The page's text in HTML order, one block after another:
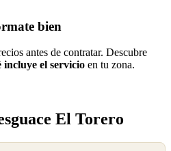
bien
antes de contratar. Descubre
incluye el servicio en tu zona.
El Torero